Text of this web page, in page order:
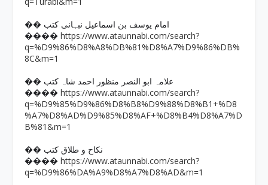
�� امام یوسف بن اسماعیل نبہانی کتب
���� https://www.ataunnabi.com/search?
q=%D9%86%D8%A8%DB%81%D8%A7%D9%86%DB%
8C&m=1
�� علامہ ابو النصر منظور احمد شاہ کتب
���� https://www.ataunnabi.com/search?
q=%D9%85%D9%86%D8%B8%D9%88%D8%B1+%D8
%A7%D8%AD%D9%85%D8%AF+%D8%B4%D8%A7%D
B%81&m=1
�� نکاح و طلاق کتب
���� https://www.ataunnabi.com/search?
q=%D9%86%DA%A9%D8%A7%D8%AD&m=1